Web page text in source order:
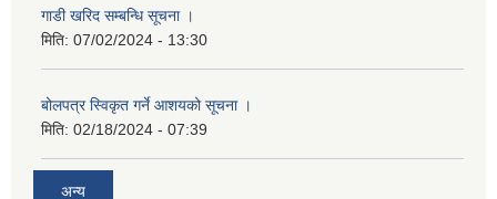
गाडी खरिद सम्बन्धि सूचना ।
मिति: 07/02/2024 - 13:30
बोलपत्र स्विकृत गर्ने आशयको सूचना ।
मिति: 02/18/2024 - 07:39
अन्य